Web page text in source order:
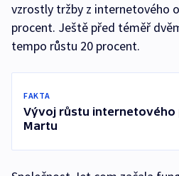
vzrostly tržby z internetového
procent. Ještě před téměř
tempo růstu 20 procent.
FAKTA
Vývoj růstu internetového
Martu